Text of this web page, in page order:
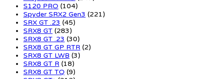
S120 PRO (104)
Spyder SRX2 Gen3 (221)
SRX GT .23 (45)
SRX8 GT (283)
SRX8 GT .23 (30)
SRX8 GT GP RTR (2)
SRX8 GT LWB (3)
SRX8 GT R (18)
SRX8 GT TQ (9)